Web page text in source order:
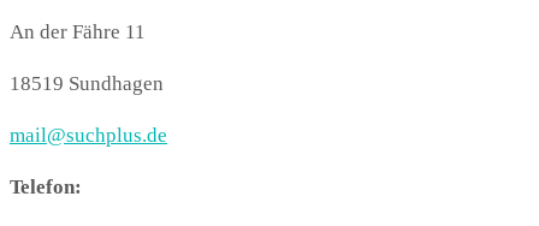
An der Fähre 11
18519 Sundhagen
mail@suchplus.de
Telefon: